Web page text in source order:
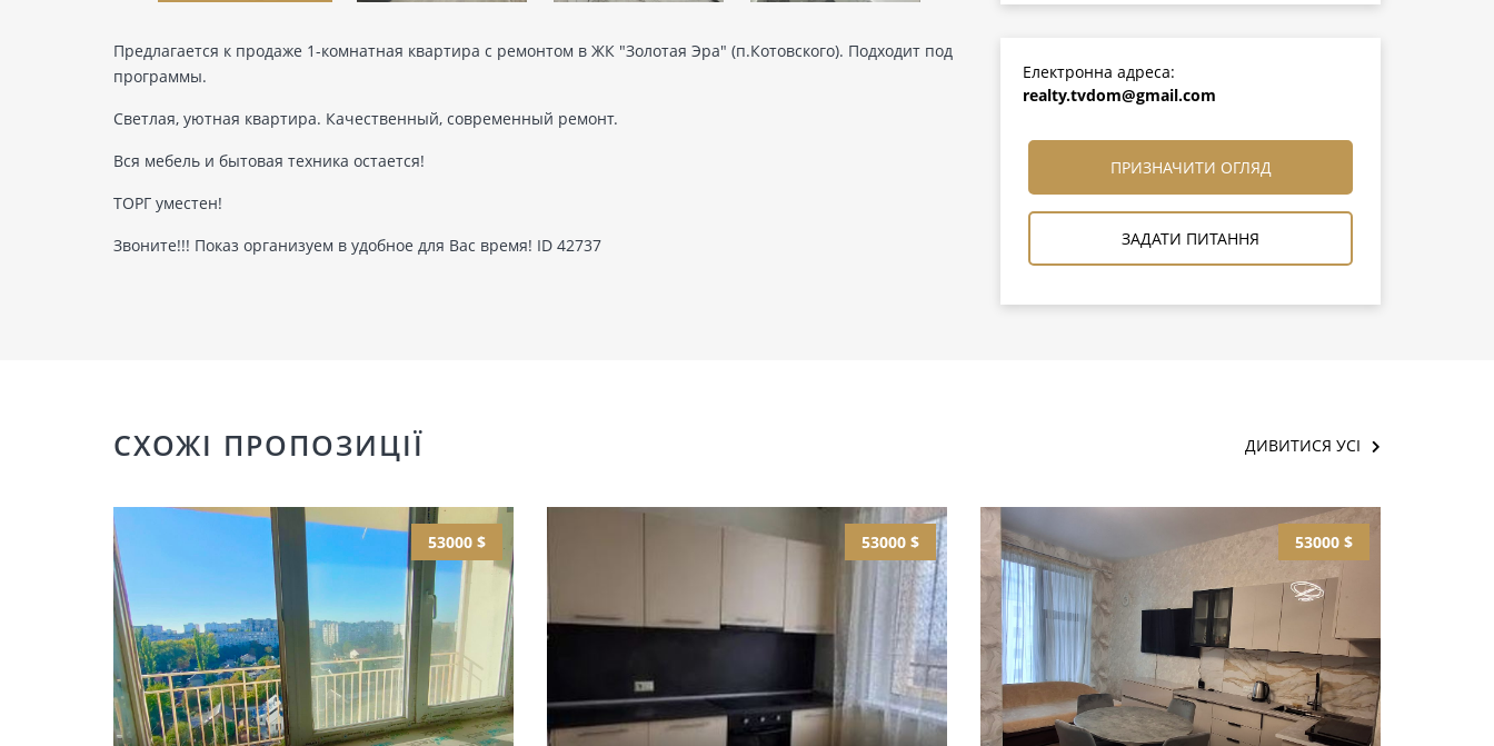
Предлагается к продаже 1-комнатная квартира с ремонтом в ЖК "Золотая Эра" (п.Котовского). Подходит под
программы.
Светлая, уютная квартира. Качественный, современный ремонт.
Вся мебель и бытовая техника остается!
ТОРГ уместен!
Звоните!!! Показ организуем в удобное для Вас время! ID 42737
Електронна адреса:
realty.tvdom@gmail.com
ПРИЗНАЧИТИ ОГЛЯД
ЗАДАТИ ПИТАННЯ
СХОЖІ ПРОПОЗИЦІЇ ДИВИТИСЯ УСІ
53000 $ 53000 $ 53000 $